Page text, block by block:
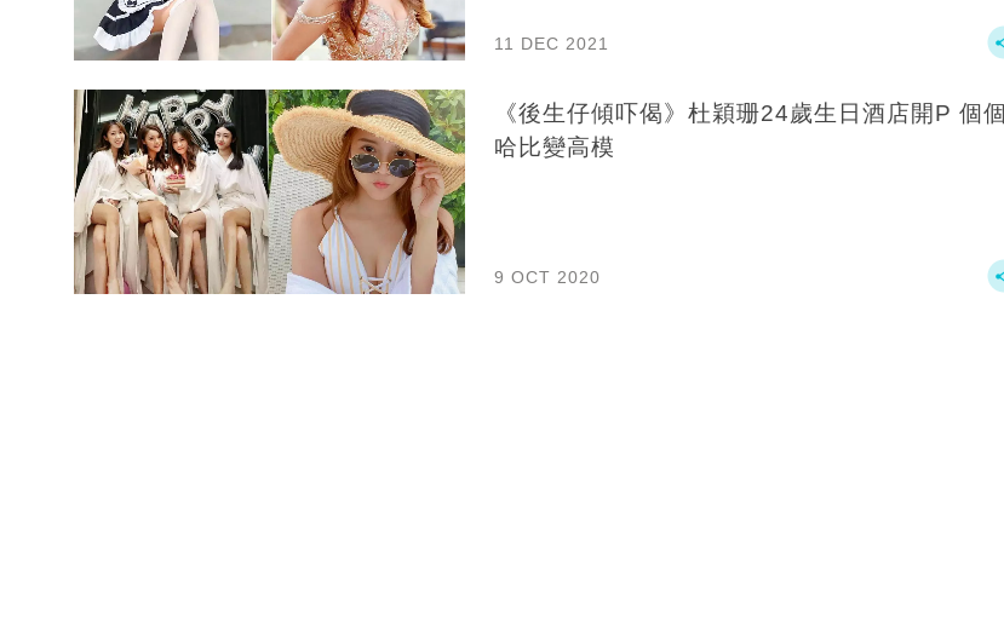
11 DEC 2021
《後生仔傾吓偈》杜穎珊24歲生日酒店開P 個個
哈比變高模
9 OCT 2020